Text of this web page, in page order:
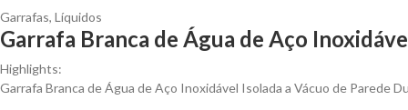
Garrafas, Líquidos
Garrafa Branca de Água de Aço
Highlights:
Garrafa Branca de Água de Aço Inoxidável Isolada a Vácuo de Parede